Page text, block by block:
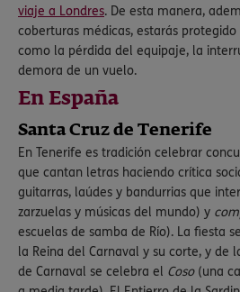
viaje a Londres. De esta manera,
coberturas médicas, estarás
como la pérdida del equipaje, la
demora de un vuelo.
En España
Santa Cruz de Tenerife
En Tenerife es tradición celebrar
que cantan letras haciendo crítica
guitarras, laúdes y bandurrias que
zarzuelas y músicas del mundo) y
escuelas de samba de Río). La fiesta
la Reina del Carnaval y su corte, y de
de Carnaval se celebra el Coso(una